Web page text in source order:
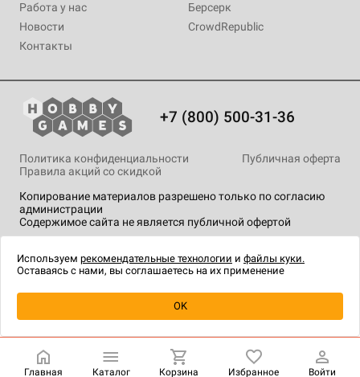
Работа у нас
Новости
Контакты
Берсерк
CrowdRepublic
+7 (800) 500-31-36
Копирование материалов разрешено только по согласию
администрации
Содержимое сайта не является публичной офертой
Политика конфиденциальности
Публичная оферта
Правила акций со скидкой
технологии.
Главная Каталог Корзина Избранное Войти
Используем рекомендательные технологии и файлы куки.
Оставаясь с нами, вы соглашаетесь на их применение
OK